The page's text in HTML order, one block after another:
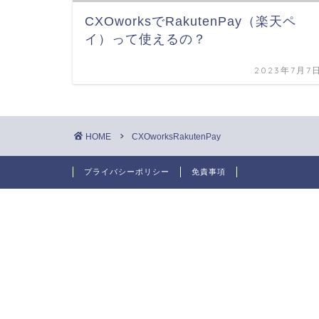
CXOworksでRakutenPay（楽天ペ
イ）って使えるの？
2023年7月7
HOME CXOworksRakutenPay
プライバシーポリシー 免責事項